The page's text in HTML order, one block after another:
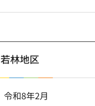
若林地区
令和8年2月